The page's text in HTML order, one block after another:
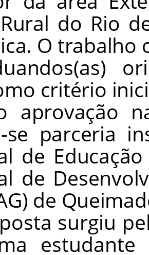
do Rio
O
critério
aprovação
se parceria
de
de
de
surgiu
estudante